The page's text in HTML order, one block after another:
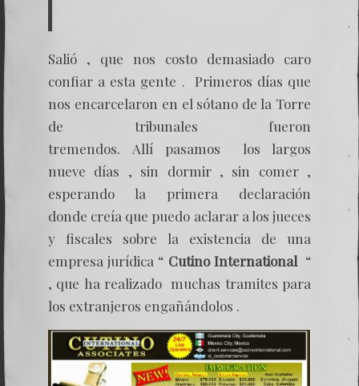
Salió , que nos costo demasiado caro
confiar a esta gente . Primeros días que
nos encarcelaron en el sótano de la Torre
de tribunales fueron
tremendos. Allí pasamos los largos
nueve días , sin dormir , sin comer ,
esperando la primera declaración
donde creía que puedo aclarar a los jueces
y fiscales sobre la existencia de una
empresa jurídica “ Cutino International“
, que ha realizado muchas tramites para
los extranjeros engañándolos .